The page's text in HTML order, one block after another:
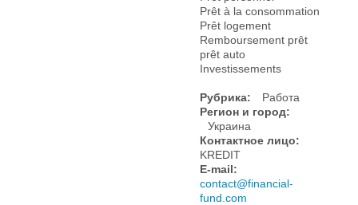
Prêt à la consommation
Prêt logement
Remboursement prêt
prêt auto
Investissements
Рубрика:
Работа
Регион и город:
Украина
Контактное лицо:
KREDIT
E-mail:
contact@financial-
fund.com